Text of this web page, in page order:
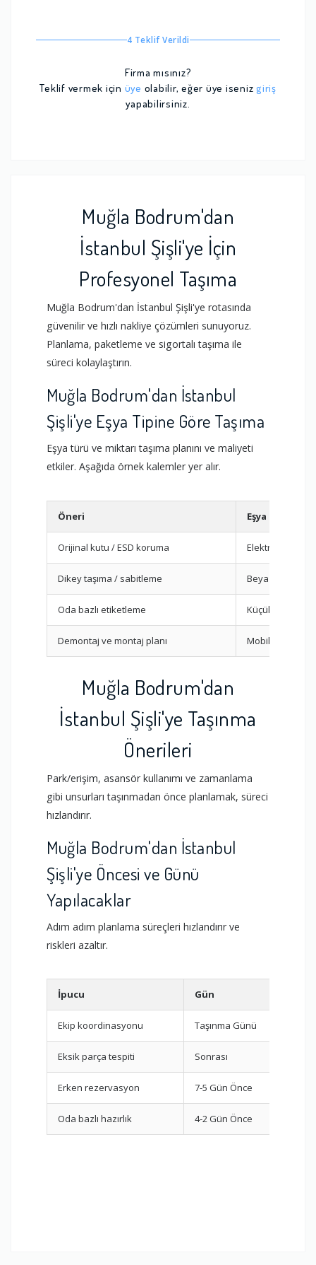
4 Teklif Verildi
Firma mısınız?
Teklif vermek için üye olabilir, eğer üye iseniz giriş
yapabilirsiniz.
Muğla Bodrum'dan
İstanbul Şişli'ye İçin
Profesyonel Taşıma
Muğla Bodrum'dan İstanbul Şişli'ye rotasında
güvenilir ve hızlı nakliye çözümleri sunuyoruz.
Planlama, paketleme ve sigortalı taşıma ile
süreci kolaylaştırın.
Muğla Bodrum'dan İstanbul
Şişli'ye Eşya Tipine Göre Taşıma
Eşya türü ve miktarı taşıma planını ve maliyeti
etkiler. Aşağıda örnek kalemler yer alır.
Öneri Eşya Tipi
Orijinal kutu / ESD koruma Elektronik
Dikey taşıma / sabitleme Beyaz Eşya
Oda bazlı etiketleme Küçük Eşya
Demontaj ve montaj planı Mobilya
Muğla Bodrum'dan
İstanbul Şişli'ye Taşınma
Önerileri
Park/erişim, asansör kullanımı ve zamanlama
gibi unsurları taşınmadan önce planlamak, süreci
hızlandırır.
Muğla Bodrum'dan İstanbul
Şişli'ye Öncesi ve Günü
Yapılacaklar
Adım adım planlama süreçleri hızlandırır ve
riskleri azaltır.
İpucu Gün
Ekip koordinasyonu Taşınma Günü
Eksik parça tespiti Sonrası
Erken rezervasyon 7-5 Gün Önce
Oda bazlı hazırlık 4-2 Gün Önce